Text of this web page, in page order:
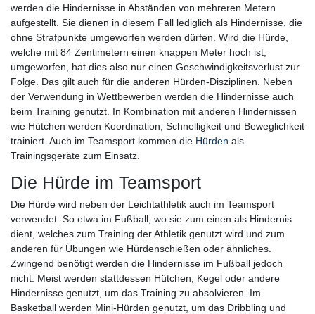
werden die Hindernisse in Abständen von mehreren Metern
aufgestellt. Sie dienen in diesem Fall lediglich als Hindernisse, die
ohne Strafpunkte umgeworfen werden dürfen. Wird die Hürde,
welche mit 84 Zentimetern einen knappen Meter hoch ist,
umgeworfen, hat dies also nur einen Geschwindigkeitsverlust zur
Folge. Das gilt auch für die anderen Hürden-Disziplinen. Neben
der Verwendung in Wettbewerben werden die Hindernisse auch
beim Training genutzt. In Kombination mit anderen Hindernissen
wie Hütchen werden Koordination, Schnelligkeit und Beweglichkeit
trainiert. Auch im Teamsport kommen die Hürden als
Trainingsgeräte zum Einsatz.
Die Hürde im Teamsport
Die Hürde wird neben der Leichtathletik auch im Teamsport
verwendet. So etwa im Fußball, wo sie zum einen als Hindernis
dient, welches zum Training der Athletik genutzt wird und zum
anderen für Übungen wie Hürdenschießen oder ähnliches.
Zwingend benötigt werden die Hindernisse im Fußball jedoch
nicht. Meist werden stattdessen Hütchen, Kegel oder andere
Hindernisse genutzt, um das Training zu absolvieren. Im
Basketball werden Mini-Hürden genutzt, um das Dribbling und